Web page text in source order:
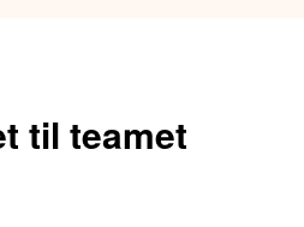
til teamet